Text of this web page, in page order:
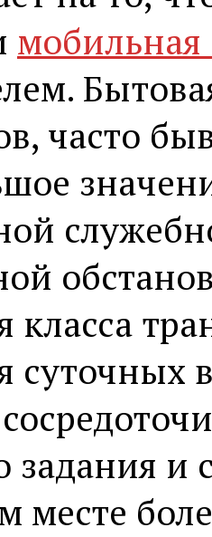
мобильная
часто
суточных
задания и
месте